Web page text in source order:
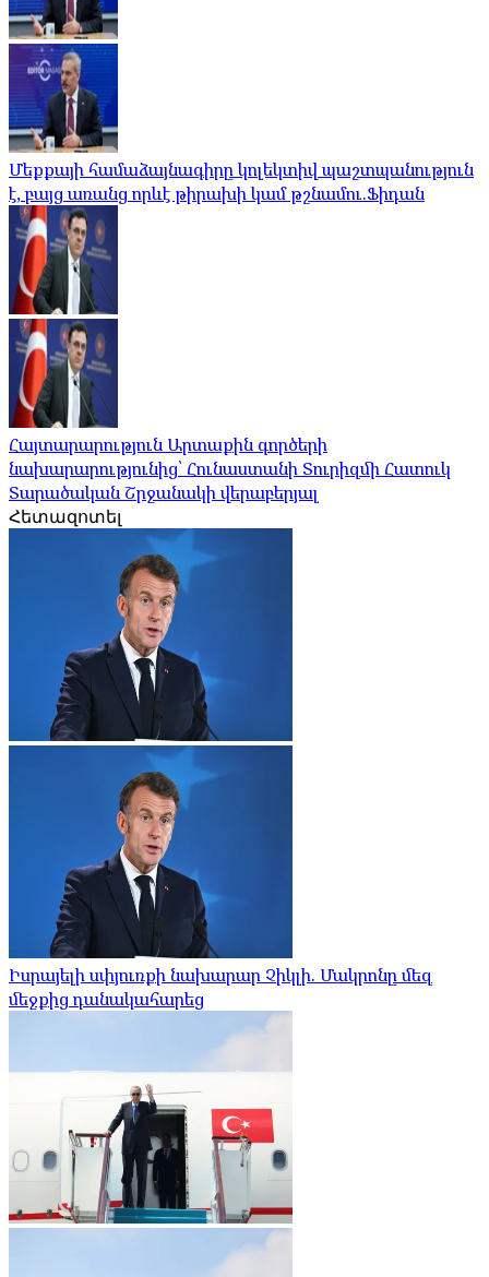
Մեքքայի համաձայնագիրը կոլեկտիվ պաշտպանություն
է, բայց առանց որևէ թիրախի կամ թշնամու.Ֆիդան
Հայտարարություն Արտաքին գործերի
նախարարությունից՝ Հունաստանի Տուրիզմի Հատուկ
Տարածական Շրջանակի վերաբերյալ
Հետազոտել
Իսրայելի սփյուռքի նախարար Չիկլի. Մակրոնը մեզ
մեջքից դանակահարեց